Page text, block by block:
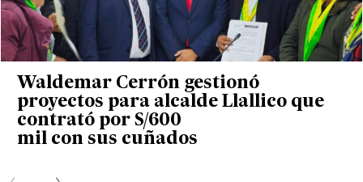
Waldemar Cerrón gestionó
proyectos para alcalde Llallico que
contrató por S/600
mil con sus cuñados